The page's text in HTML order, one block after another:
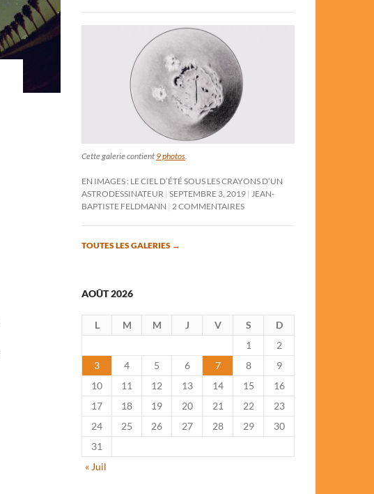
Cette galerie contient 9 photos
EN IMAGES : LE CIEL D’ÉTÉ SOUS LES CRAYONS D’UN
ASTRODESSINATEUR SEPTEMBRE 3, 2019
JEAN-
BAPTISTE FELDMANN
2 COMMENTAIRES
TOUTES LES GALERIES →
AOÛT 2026
L M M J V S
D
1
2
3
4 5 6 7 8
9
10
11 12 13 14 15
16
17
18 19 20 21 22
23
24
25 26 27 28 29
30
31
« Juil